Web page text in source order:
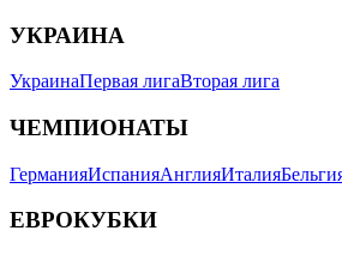
УКРАИНА
УкраинаПервая лигаВторая лига
ЧЕМПИОНАТЫ
ГерманияИспанияАнглияИталия
ЕВРОКУБКИ